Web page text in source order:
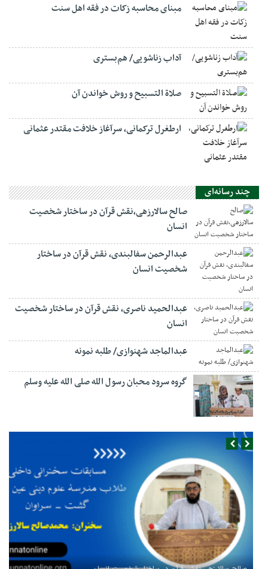
مبنای محاسبه زکات در فقه اهل سنت
آداب زناشویی/ هم‌بستری
صلاة التسبيح و روش خواندن آن
ارطغرل ترکمانی، سرآغاز خلافت مقتدر عثمانی
چند رسانه‌ای
صالح سالارزهی،‌نقش قرآن در ساختار شخصیت
انسان
عبدالرحمن سفالبندی، نقش قرآن در ساختار
شخصیت انسان
عبدالحمید ناصری، نقش قرآن در ساختار شخصیت
انسان
عبدالماجد شهنوازی/ طلبه نمونه
گروه سرود محبان رسول الله صلی الله علیه وسلم